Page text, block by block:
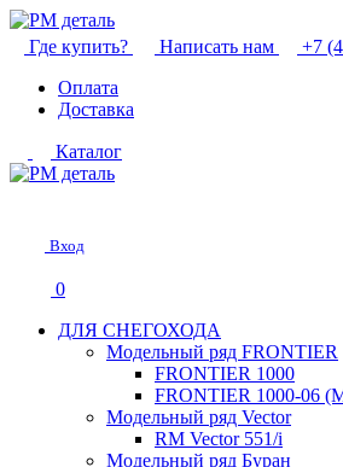
Где купить? Написать нам
+7
Оплата
Доставка
Каталог
Вход
0
ДЛЯ СНЕГОХОДА
Модельный ряд FRONTIER
FRONTIER 1000
FRONTIER 1000-06
Модельный ряд Vector
RM Vector 551/i
Модельный ряд Буран